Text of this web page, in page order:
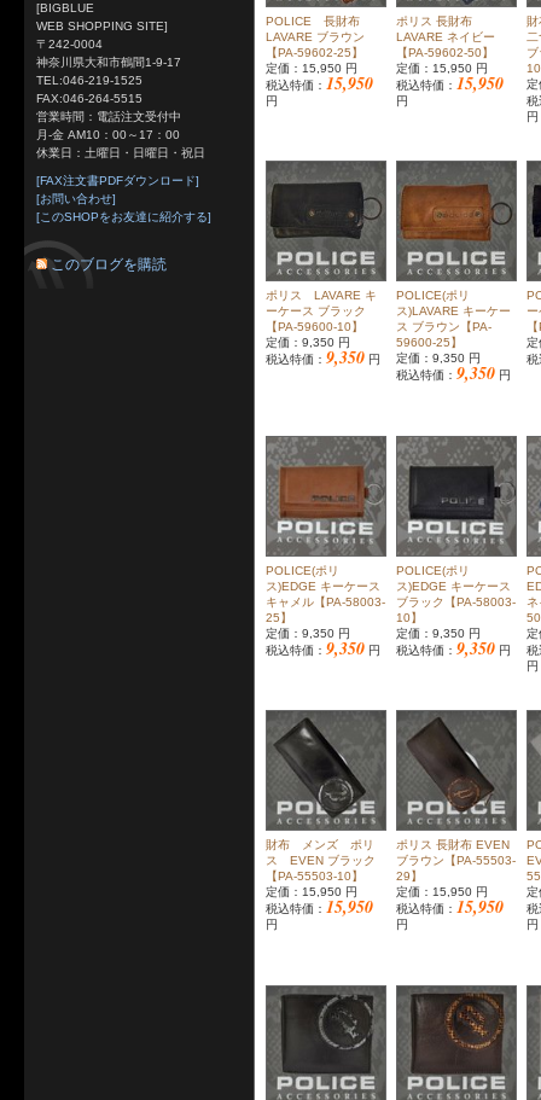
POLICE 長財布
LAVARE ブラウン
【PA-59602-25】
定価：15,950 円
税込特価： 15,950
円
ポリス 長財布
LAVARE ネイビー
【PA-59602-50】
定価：15,950 円
税込特価： 15,950
円
定
税
円
ポリス LAVARE キ
ーケース ブラック
【PA-59600-10】
定価：9,350 円
税込特価： 9,350 円
POLICE(ポリ
ス)LAVARE キーケー
ス ブラウン【PA-
59600-25】
定価：9,350 円
税込特価： 9,350 円
定
税
POLICE(ポリ
ス)EDGE キーケース
キャメル【PA-58003-
25】
定価：9,350 円
税込特価： 9,350 円
POLICE(ポリ
ス)EDGE キーケース
ブラック【PA-58003-
10】
定価：9,350 円
税込特価： 9,350 円
ネ
定
税
円
財布 メンズ ポリ
ス EVEN ブラック
【PA-55503-10】
定価：15,950 円
税込特価： 15,950
円
ポリス 長財布 EVEN
ブラウン【PA-55503-
29】
定価：15,950 円
税込特価： 15,950
円
定
税
円
[BIGBLUE
WEB SHOPPING SITE]
〒242-0004
神奈川県大和市鶴間1-9-17
TEL:046-219-1525
FAX:046-264-5515
営業時間：電話注文受付中
月-金 AM10：00～17：00
休業日：土曜日・日曜日・祝日
[FAX注文書PDFダウンロード]
[お問い合わせ]
[このSHOPをお友達に紹介する]
このブログを購読